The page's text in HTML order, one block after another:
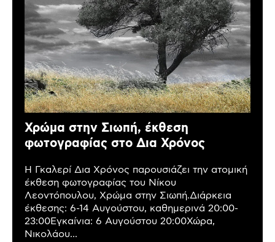
Χρώμα στην Σιωπή, έκθεση
φωτογραφίας στο Δια Χρόνος
Η Γκαλερί Δια Χρόνος παρουσιάζει την ατομική
έκθεση φωτογραφίας του Νίκου
Λεοντόπουλου, Χρώμα στην Σιωπή.Διάρκεια
έκθεσης: 6-14 Αυγούστου, καθημερινά 20:00-
23:00Εγκαίνια: 6 Αυγούστου 20:00Χώρα,
Νικολάου...